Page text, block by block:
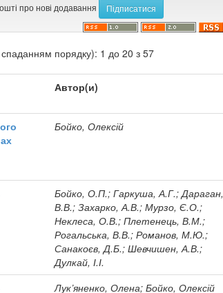
про нові додавання
порядку): 1 до 20 з 57
Автор(и)
Бойко, Олексій
Бойко, О.П.; Гаркуша, А.Г.; Дараган,
В.В.; Захарко, А.В.; Мурзо, Є.О.;
Неклеса, О.В.; Плетенець, В.М.;
Рогальська, В.В.; Романов, М.Ю.;
Санакоєв, Д.Б.; Шевчишен, А.В.;
Дулкай, І.І.
Лук’яненко, Олена; Бойко, Олексій